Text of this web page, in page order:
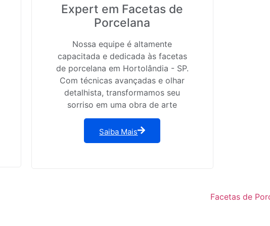
Expert em Facetas de
Porcelana
Nossa equipe é altamente
capacitada e dedicada às facetas
de porcelana em Hortolândia - SP.
Com técnicas avançadas e olhar
detalhista, transformamos seu
sorriso em uma obra de arte
Saiba Mais